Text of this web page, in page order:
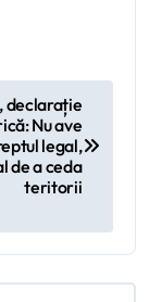
declarație
Nu ave
legal,
de a ceda
teritorii